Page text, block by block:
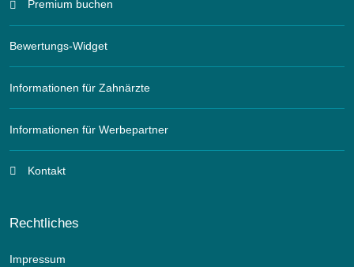
Premium buchen
Bewertungs-Widget
Informationen für Zahnärzte
Informationen für Werbepartner
Kontakt
Rechtliches
Impressum